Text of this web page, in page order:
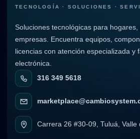
TECNOLOGÍA · SOLUCIONES ·
Soluciones tecnológicas para
empresas. Encuentra equipos,
licencias con atención especializada y
electrónica.
316 349 5618
Carrera 26 #30-09, Tuluá, Valle